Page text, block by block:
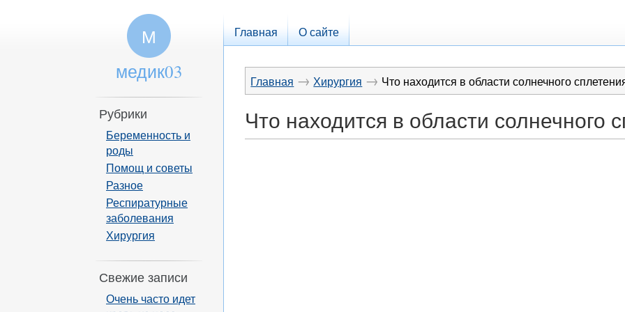
Главная О сайте
Главная → Хирургия → Что находится в области солнечного
Что находится в области солнечного
М
медик03
Рубрики
Беременность и
роды
Помощ и советы
Разное
Респиратурные
заболевания
Хирургия
Свежие записи
Очень часто идет